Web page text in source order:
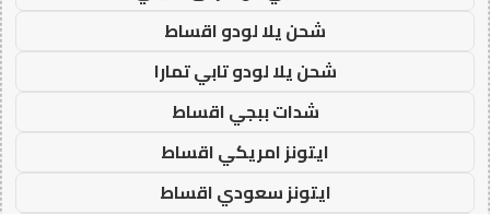
شحن يلا لودو اقساط
شحن يلا لودو تابي تمارا
شدات ببجي اقساط
ايتونز امريكي اقساط
ايتونز سعودي اقساط